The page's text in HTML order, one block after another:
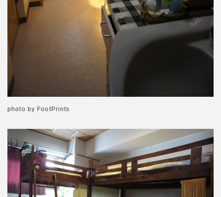
photo by FootPrints